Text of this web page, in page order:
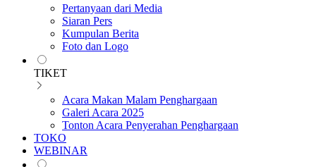
Pertanyaan dari Media
Siaran Pers
Kumpulan Berita
Foto dan Logo
TIKET
Acara Makan Malam Penghargaan
Galeri Acara 2025
Tonton Acara Penyerahan Penghargaan
TOKO
WEBINAR